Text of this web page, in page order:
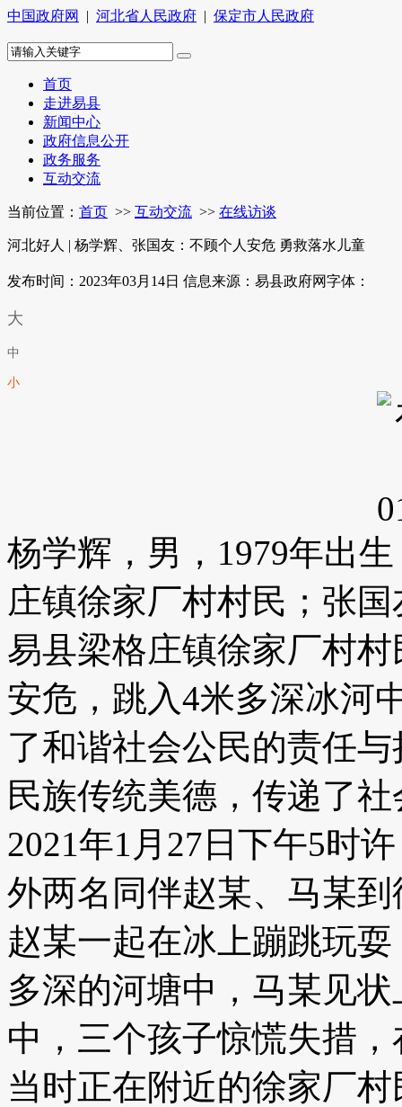
中国政府网 | 河北省人民政府 | 保定市人民政府
首页
走进易县
新闻中心
政府信息公开
政务服务
互动交流
当前位置： 首页 >> 互动交流 >> 在线访谈
河北好人 | 杨学辉、张国友：不顾个人安危 勇救落水儿童
发布时间：2023年03月14日 信息来源：易县政府网字体：
大
中
小
杨学辉，男，1979年出
庄镇徐家厂村村民；张
易县梁格庄镇徐家厂村
安危，跳入4米多深冰河
了和谐社会公民的责任
民族传统美德，传递了
2021年1月27日下午5时
外两名同伴赵某、马某
赵某一起在冰上蹦跳玩
多深的河塘中，马某见
中，三个孩子惊慌失措
当时正在附近的徐家厂